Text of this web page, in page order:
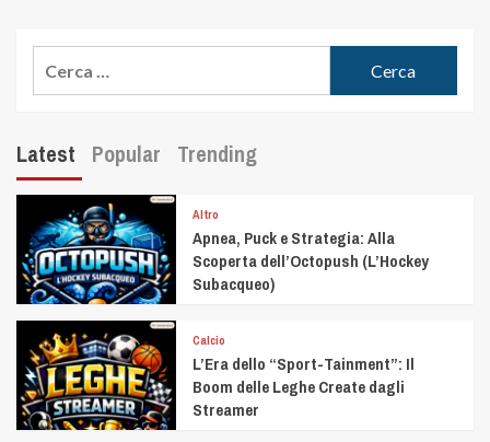
Latest Popular Trending
Altro
Apnea, Puck e Strategia: Alla
Scoperta dell’Octopush (L’Hockey
Subacqueo)
Calcio
L’Era dello “Sport-Tainment”: Il
Boom delle Leghe Create dagli
Streamer